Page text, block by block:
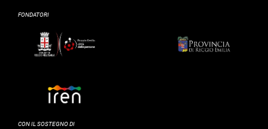
FONDATORI
CON IL SOSTEGNO DI